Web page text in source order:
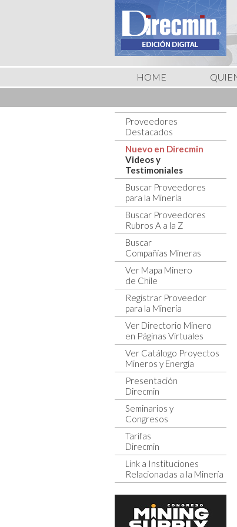
HOME
Proveedores
Destacados
Nuevo en Direcmin
Videos y
Testimoniales
Buscar Proveedores
para la Minería
Buscar Proveedores
Rubros A a la Z
Buscar
Compañías Mineras
Ver Mapa Minero
de Chile
Registrar Proveedor
para la Minería
Ver Directorio Minero
en Páginas Virtuales
Ver Catálogo Proyectos
Mineros y Energía
Presentación
Direcmin
Seminarios y
Congresos
Tarifas
Direcmin
Link a Instituciones
Relacionadas a la Minería